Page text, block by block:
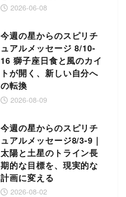
2026-06-08
今週の星からのスピリチ
ュアルメッセージ 8/10-
16 獅子座日食と風のカイ
トが開く、新しい自分へ
の転換
2026-08-09
今週の星からのスピリチ
ュアルメッセージ8/3-9｜
太陽と土星のトライン長
期的な目標を、現実的な
計画に変える
2026-08-02